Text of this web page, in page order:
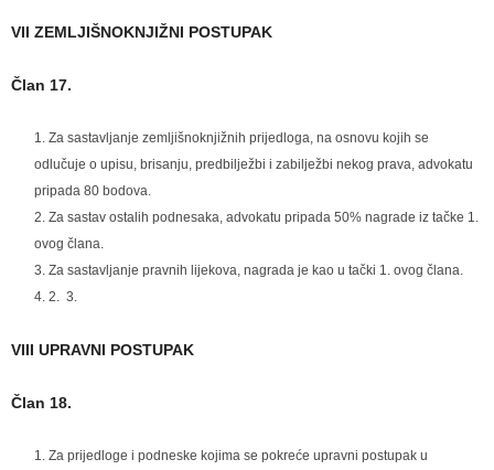
VII ZEMLJIŠNOKNJIŽNI POSTUPAK
Član 17.
Za sastavljanje zemljišnoknjižnih prijedloga, na osnovu kojih se
odlučuje o upisu, brisanju, predbilježbi i zabilježbi nekog prava, advokatu
pripada 80 bodova.
Za sastav ostalih podnesaka, advokatu pripada 50% nagrade iz tačke 1.
ovog člana.
Za sastavljanje pravnih lijekova, nagrada je kao u tački 1. ovog člana.
2. 3.
VIII UPRAVNI POSTUPAK
Član 18.
Za prijedloge i podneske kojima se pokreće upravni postupak u